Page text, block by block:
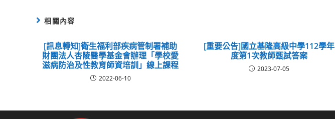
相關內容
[訊息轉知]衛生福利部疾病管制署補助
財團法人杏陵醫學基金會辦理「學校愛
滋病防治及性教育師資培訓」線上課程
2022-06-10
[重要公告]國立基隆高級中學112學年
度第1次教師甄試答案
2023-07-05